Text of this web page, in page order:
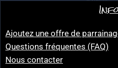
Ajoutez une offre de
Questions fréquentes (FAQ)
Nous contacter